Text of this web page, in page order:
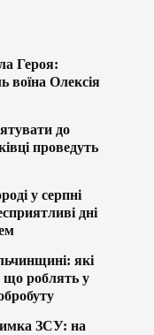
Героя:
воїна Олексія
до
проведуть
у серпні
дні
які
що роблять у
ЗСУ: на